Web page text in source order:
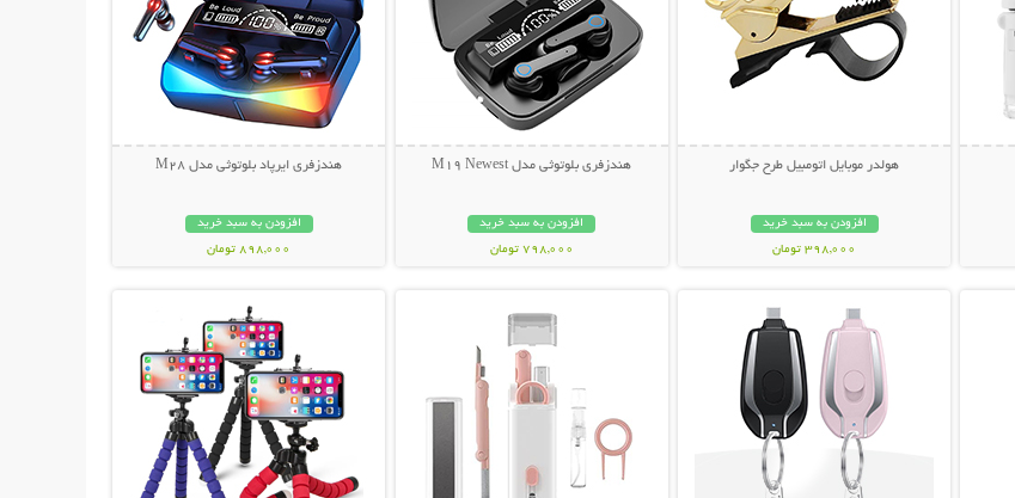
هولدر موبایل اتومبیل طرح جگوار
افزودن به سبد خرید
398,000 تومان
هندزفری بلوتوثی مدل M19 Newest
افزودن به سبد خرید
798,000 تومان
هندزفری ایرپاد بلوتوثی مدل M28
افزودن به سبد خرید
898,000 تومان